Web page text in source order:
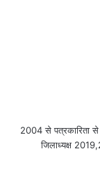
2004 से पत्रकारिता
जिलाध्यक्ष